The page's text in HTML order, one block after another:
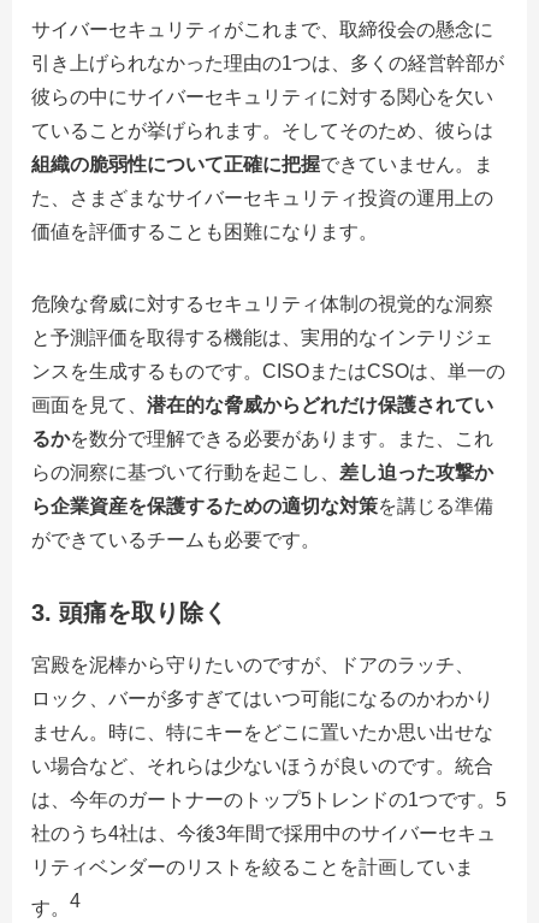
サイバーセキュリティがこれまで、取締役会の懸念に
引き上げられなかった理由の1つは、多くの経営幹部が
彼らの中にサイバーセキュリティに対する関心を欠い
ていることが挙げられます。そしてそのため、彼らは
組織の脆弱性について正確に把握できていません。ま
た、さまざまなサイバーセキュリティ投資の運用上の
価値を評価することも困難になります。
危険な脅威に対するセキュリティ体制の視覚的な洞察
と予測評価を取得する機能は、実用的なインテリジェ
ンスを生成するものです。CISOまたはCSOは、単一の
画面を見て、 潜在的な脅威からどれだけ保護されてい
るかを数分で理解できる必要があります。また、これ
らの洞察に基づいて行動を起こし、 差し迫った攻撃か
ら企業資産を保護するための適切な対策を講じる準備
ができているチームも必要です。
3. 頭痛を取り除く
宮殿を泥棒から守りたいのですが、ドアのラッチ、
ロック、バーが多すぎてはいつ可能になるのかわかり
ません。時に、特にキーをどこに置いたか思い出せな
い場合など、それらは少ないほうが良いのです。統合
は、今年のガートナーのトップ5トレンドの1つです。5
社のうち4社は、今後3年間で採用中のサイバーセキュ
リティベンダーのリストを絞ることを計画していま
す。 4